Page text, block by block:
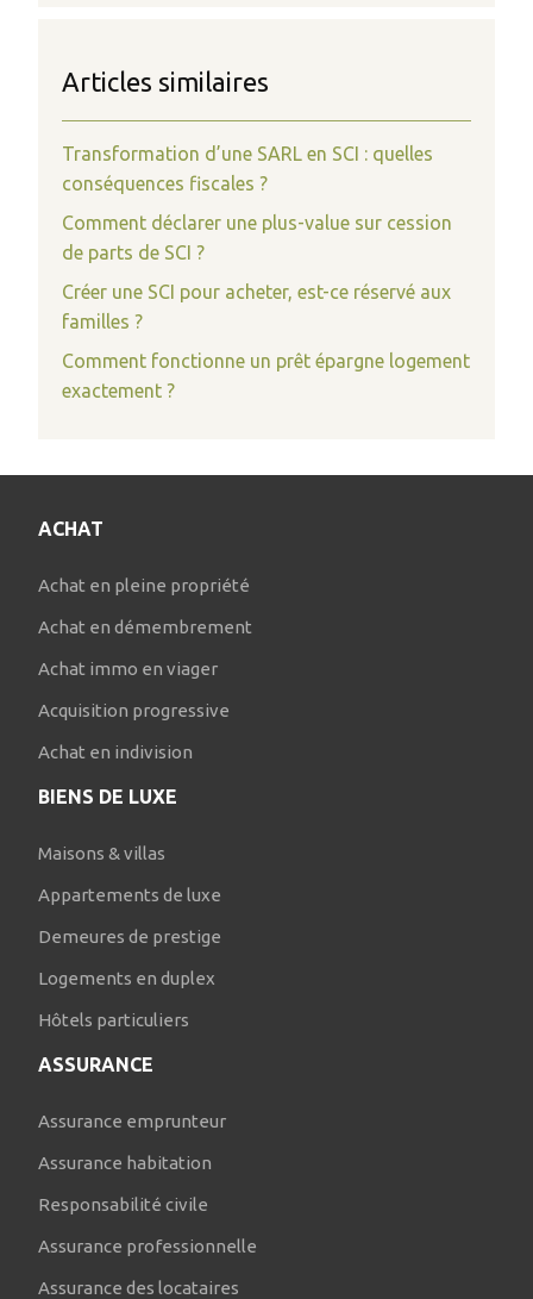
Articles similaires
Transformation d’une SARL en SCI : quelles
conséquences fiscales ?
Comment déclarer une plus-value sur cession
de parts de SCI ?
Créer une SCI pour acheter, est-ce réservé aux
familles ?
Comment fonctionne un prêt épargne logement
exactement ?
ACHAT
Achat en pleine propriété
Achat en démembrement
Achat immo en viager
Acquisition progressive
Achat en indivision
BIENS DE LUXE
Maisons & villas
Appartements de luxe
Demeures de prestige
Logements en duplex
Hôtels particuliers
ASSURANCE
Assurance emprunteur
Assurance habitation
Responsabilité civile
Assurance professionnelle
Assurance des locataires